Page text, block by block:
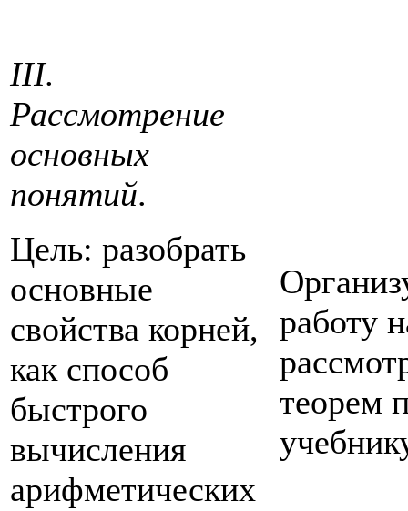
III.
Рассмотрение
основных
понятий.
Цель: разобрать
основные
свойства корней,
как способ
быстрого
вычисления
арифметических
работу
теорем